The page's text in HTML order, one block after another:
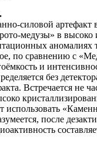
силовой артефакт
медузы» в высоко
аномалиях
по сравнению с
и
без
Встречается не
использовать
после